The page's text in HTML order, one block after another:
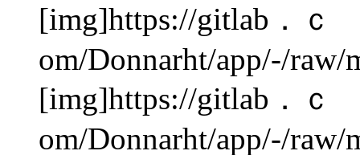
[img]https://gitlab．ｃ
om/Donnarht/app/-/
[img]https://gitlab．ｃ
om/Donnarht/app/-/